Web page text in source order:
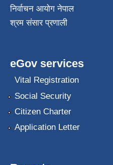
निर्वाचन आयोग नेपाल
श्रम संसार प्रणाली
eGov services
Vital Registration
Social Security
Citizen Charter
Application Letter